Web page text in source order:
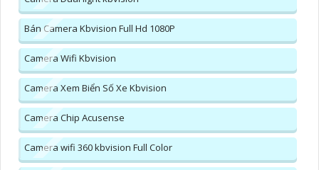
Bán Camera Kbvision Full Hd 1080P
Camera Wifi Kbvision
Camera Xem Biển Số Xe Kbvision
Camera Chip Acusense
Camera wifi 360 kbvision Full Color